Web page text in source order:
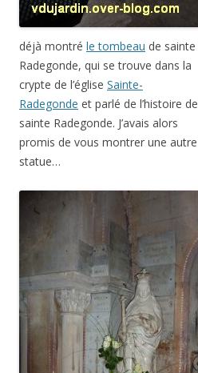
déjà montré le tombeau de sainte
Radegonde, qui se trouve dans la
crypte de l’église Sainte-
Radegonde et parlé de l’histoire de
sainte Radegonde. J’avais alors
promis de vous montrer une autre
statue…